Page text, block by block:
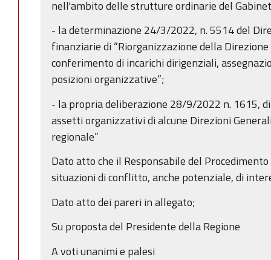
nell'ambito delle strutture ordinarie del
- la determinazione 24/3/2022, n. 5514 del
finanziarie di “Riorganizzazione della
conferimento di incarichi dirigenziali,
posizioni organizzative”;
- la propria deliberazione 28/9/2022 n. 1615,
assetti organizzativi di alcune Direzioni
regionale”
Dato atto che il Responsabile del
situazioni di conflitto, anche potenziale, di
Dato atto dei pareri in allegato;
Su proposta del Presidente della Regione
A voti unanimi e palesi